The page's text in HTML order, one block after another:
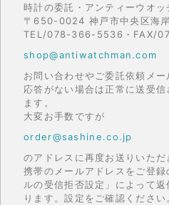
時計の委託・アンティーウオッ
〒650-0024 神戸市中央区海
TEL/078-366-5536・FAX/
shop@antiwatchman.com
お問い合わせやご委託依頼メ
応答がない場合は正常に送受
ます。
大変お手数ですが
order@sashine.co.jp
のアドレスに再度お送りいただ
携帯のメールアドレスをご登
ルの受信拒否設定」によって
ります。設定をご確認ください